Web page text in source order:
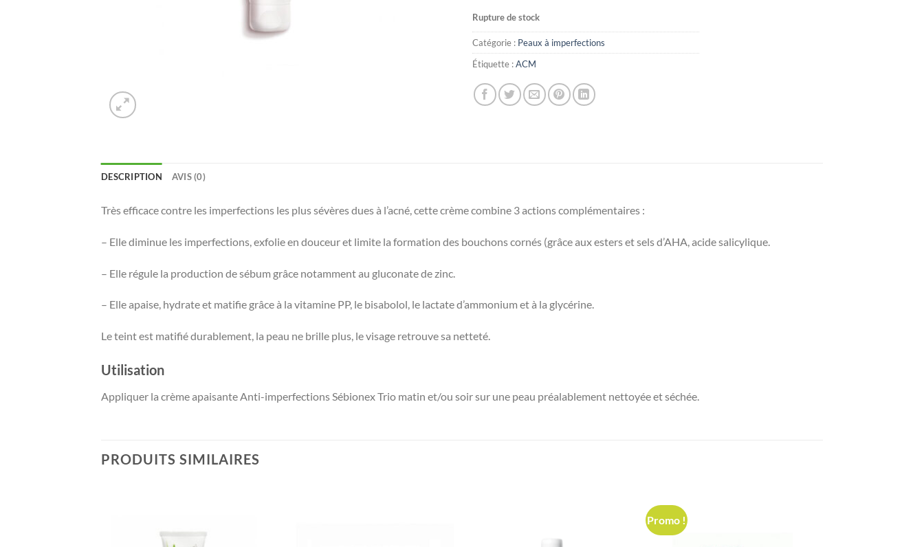
Rupture de stock
Catégorie : Peaux à imperfections
Étiquette :ACM
DESCRIPTION AVIS (0)
Très efficace contre les imperfections les plus sévères dues à l’acné, cette crème combine 3 actions complémentaires :
– Elle diminue les imperfections, exfolie en douceur et limite la formation des bouchons cornés (grâce aux esters et sels d’AHA, acide salicylique.
– Elle régule la production de sébum grâce notamment au gluconate de zinc.
– Elle apaise, hydrate et matifie grâce à la vitamine PP, le bisabolol, le lactate d’ammonium et à la glycérine.
Le teint est matifié durablement, la peau ne brille plus, le visage retrouve sa netteté.
Utilisation
Appliquer la crème apaisante Anti-imperfections Sébionex Trio matin et/ou soir sur une peau préalablement nettoyée et séchée.
PRODUITS SIMILAIRES
Promo !